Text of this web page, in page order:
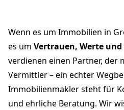
Wenn es um Immobilien in
es um Vertrauen, Werte
verdienen einen Partner, der
Vermittler – ein echter
Immobilienmakler steht für
und ehrliche Beratung. Wir